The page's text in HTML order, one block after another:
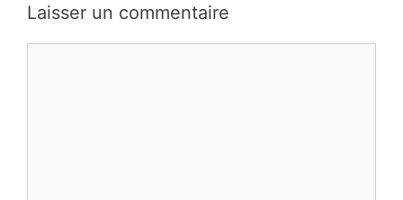
Laisser un commentaire